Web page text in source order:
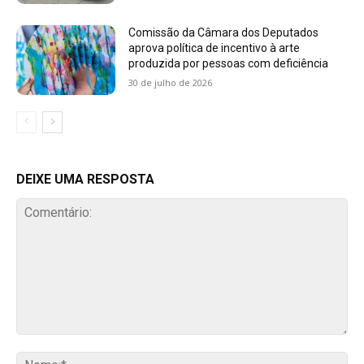
Comissão da Câmara dos Deputados
aprova política de incentivo à arte
produzida por pessoas com deficiência
30 de julho de 2026
DEIXE UMA RESPOSTA